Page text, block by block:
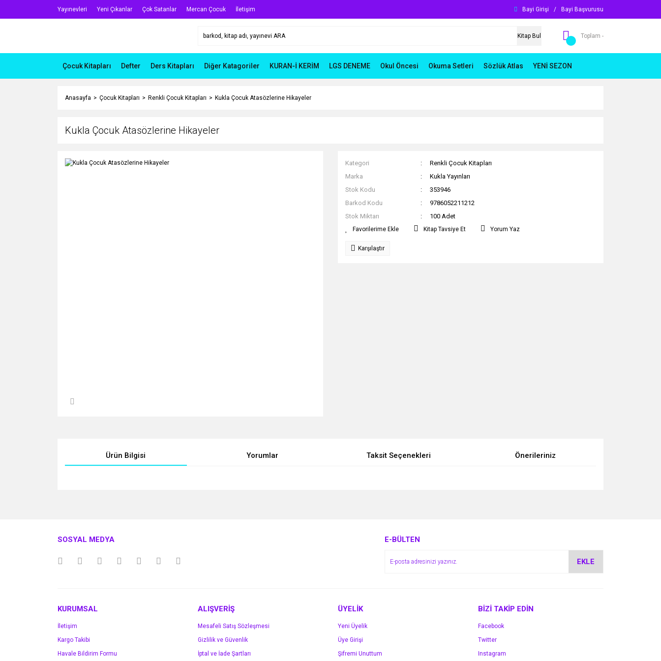
Yayınevleri Yeni Çıkanlar Çok Satanlar Mercan Çocuk İletişim Bayi Girişi / Bayi Başvurusu
Kitap Bul Toplam -
Çocuk Kitapları Defter Ders Kitapları Diğer Katagoriler KURAN-İ KERİM LGS DENEME Okul Öncesi Okuma Setleri Sözlük Atlas YENİ SEZON
Anasayfa Çocuk Kitapları Renkli Çocuk Kitapları Kukla Çocuk Atasözlerine Hikayeler
Kukla Çocuk Atasözlerine Hikayeler
Kategori
Renkli Çocuk Kitapları
Marka
Kukla Yayınları
Stok Kodu
353946
Barkod Kodu
9786052211212
Stok Miktarı
100 Adet
Kitap Tavsiye Et Yorum Yaz
Karşılaştır
Ürün Bilgisi Yorumlar Taksit Seçenekleri Önerileriniz
Ürün açıklamasında eksik bilgiler bulunuyor.
SOSYAL MEDYA E-BÜLTEN
EKLE
KURUMSAL
İletişim
Kargo Takibi
Havale Bildirim Formu
ALIŞVERİŞ
Mesafeli Satış Sözleşmesi
Gizlilik ve Güvenlik
İptal ve İade Şartları
ÜYELİK
Yeni Üyelik
Üye Girişi
Şifremi Unuttum
BİZİ TAKİP EDİN
Facebook
Twitter
Instagram